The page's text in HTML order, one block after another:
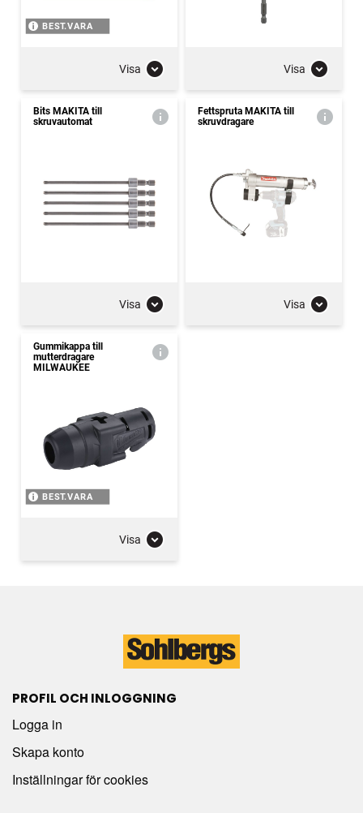
BEST.VARA
Visa Visa
Bits MAKITA till
skruvautomat
Visa
Fettspruta MAKITA till
skruvdragare
Visa
Gummikappa till
mutterdragare
MILWAUKEE
BEST.VARA
Visa
PROFIL OCH INLOGGNING
Logga in
Skapa konto
Inställningar för cookies